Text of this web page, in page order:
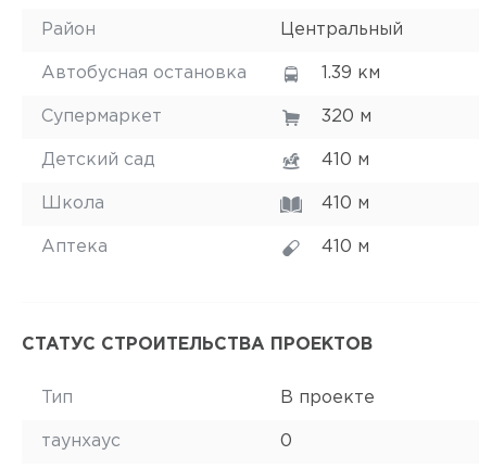
Район Центральный
Автобусная остановка 1.39 км
Супермаркет 320 м
Детский сад 410 м
Школа 410 м
Аптека 410 м
СТАТУС СТРОИТЕЛЬСТВА ПРОЕКТОВ
Тип В проекте
таунхаус 0